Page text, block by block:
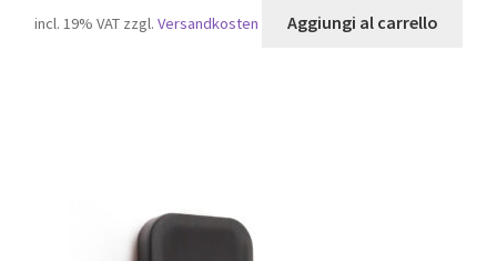
incl. 19% VAT zzgl. Versandkosten Aggiungi al carrello